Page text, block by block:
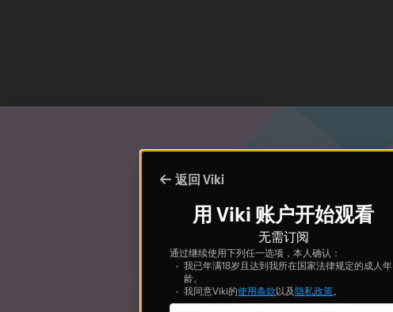
返回 Viki
用 Viki 账户开始观看
无需订阅
通过继续使用下列任一选项，本人确认：
我已年满18岁且达到我所在国家法律规定的成人年
龄。
我同意Viki的使用条款以及隐私政策。